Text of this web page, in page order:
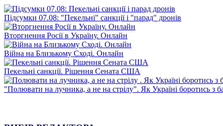
Підсумки 07.08: "Пекельні" санкції і "парад" дронів
Вторгнення Росії в Україну. Онлайн
Війна на Близькому Сході. Онлайн
Пекельні санкції. Рішення Сената США
"Полювати на лучника, а не на стрілу". Як Україні боротись з